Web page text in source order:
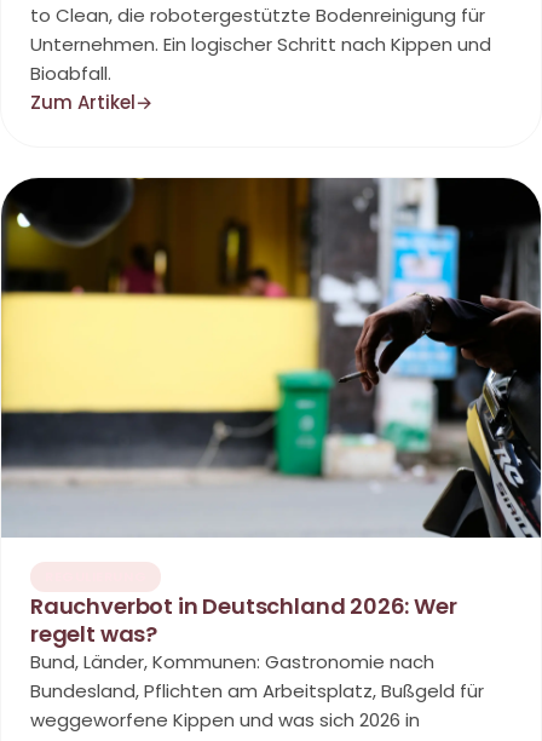
to Clean, die robotergestützte Bodenreinigung für
Unternehmen. Ein logischer Schritt nach Kippen und
Bioabfall.
Zum Artikel→
Rauchverbot in Deutschland 2026: Wer
regelt was?
Bund, Länder, Kommunen: Gastronomie nach
Bundesland, Pflichten am Arbeitsplatz, Bußgeld für
weggeworfene Kippen und was sich 2026 in